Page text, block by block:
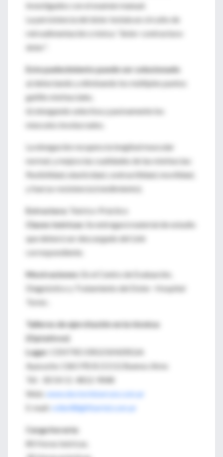
investigados con el examen manual.
La persistencia del dolor instala un circuito de
retroalimentación crónica: “dolor-contractura-
dolor”.
Este padecimiento puede ser solucionado
a) detectando y eliminando los múltiples puntos
gatillo miofasciales.
b) elongando selectiva y pasivamente los
músculos involucrados.
La elongación recupera la longitud muscular
normal, y mejora las cualidades de las miofascias:
flexibilidad, elasticidad, contractilidad, movilidad,
y fuerza-resistencia (rendimiento).
Estructura:
Teórico-Práctico
Clases teóricas:
Se entregará material de estudio
que deberá ser descargado del Link
correspondiente.
Mostraciones:
En el Centro de Evaluación,
Diagnóstico y Tratamiento del Dolor -Hospital
Tornú-.
Talleres de ejercitación en la técnica:
(Optativos)
Lugar:
CENTRO ERGOSINERGIA
Ayacucho 1365 PB B (1111) Buenos Aires
Tél: 00 54 11 4812-9048
Web:
www.doctorleiserson.com.ar
E-mail:
roller88@fibertel.com.ar
Carga horaria:
80 Horas teóricas.